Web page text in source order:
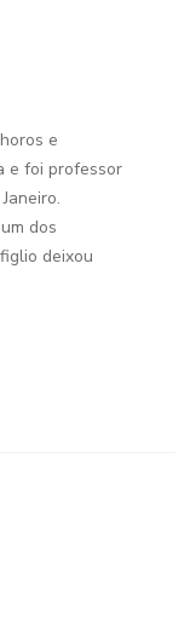
e
e foi professor
dos
deixou